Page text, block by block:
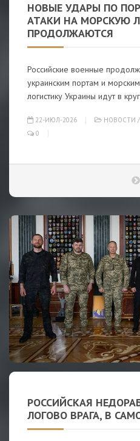
НОВЫЕ УДАРЫ ПО
АТАКИ НА МОРСКУЮ
ПРОДОЛЖАЮТСЯ
Российские военные
украинским портам и
логистику Украины идут в
22-ИЮЛ-2026 НОВОСТИ /
0
РОССИЙСКАЯ
ЛОГОВО ВРАГА, В